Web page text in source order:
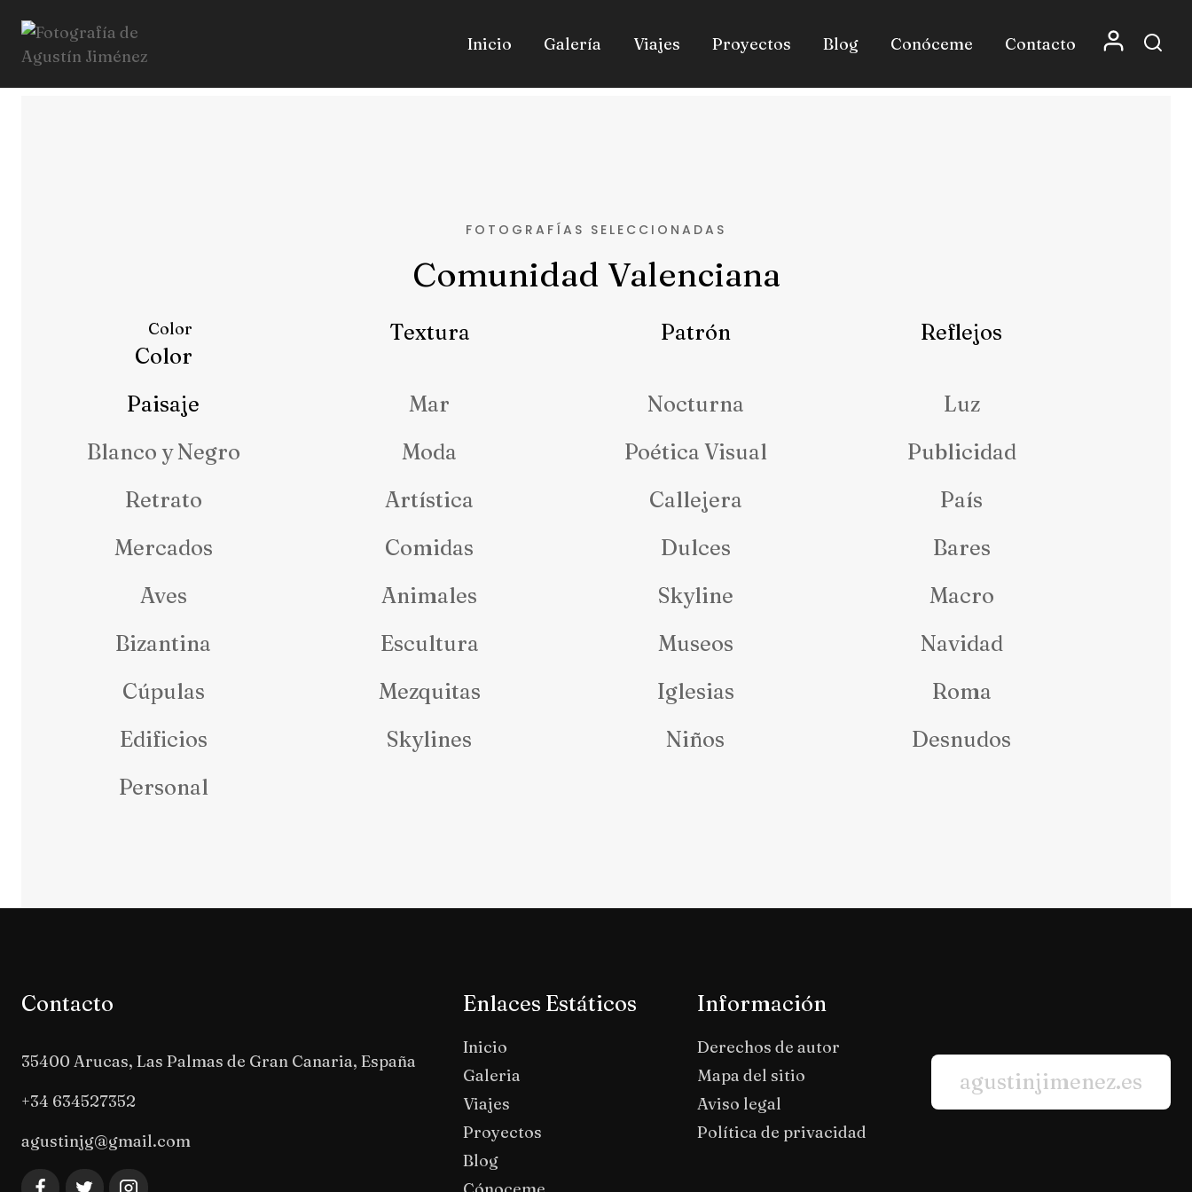
Inicio Galería Viajes Proyectos Blog Conóceme Contacto
FOTOGRAFÍAS SELECCIONADAS
Comunidad Valenciana
Color
Textura Patrón Reflejos
Paisaje Mar Nocturna
Luz
Blanco y Negro
Moda Poética Visual
Publicidad
Retrato
Artística Callejera
País
Mercados
Comidas Dulces
Bares
Aves
Animales Skyline
Macro
Bizantina
Escultura Museos
Navidad
Cúpulas
Mezquitas Iglesias
Roma
Edificios
Skylines Niños
Desnudos
Personal
Contacto
35400 Arucas, Las Palmas de Gran Canaria, España
+34 634527352
agustinjg@gmail.com
Enlaces Estáticos
Inicio
Galeria
Viajes
Proyectos
Blog
Información
Derechos de autor
Mapa del sitio
Aviso legal
Política de privacidad
agustinjimenez.es